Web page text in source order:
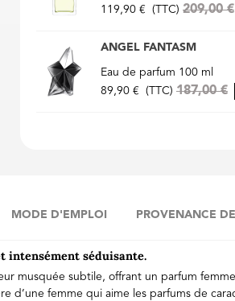
119,90 €
(TTC) 209,00 €
ANGEL FANTASM
Eau de parfum 100 ml
89,90 €
(TTC) 187,00 €
MODE D'EMPLOI PROVENANCE
intensément séduisante.
musquée subtile, offrant un parfum
d’une femme qui aime les parfums de